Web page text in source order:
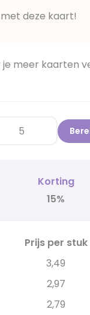
deze kaart!
meer kaarten
Korting
15%
Prijs per stuk
3,49
2,97
2,79